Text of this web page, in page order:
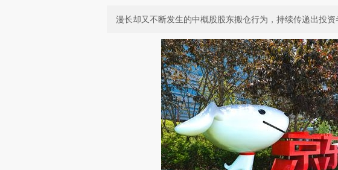
漫长却又不断发生的中概股股东搬仓行为，持续传递出投